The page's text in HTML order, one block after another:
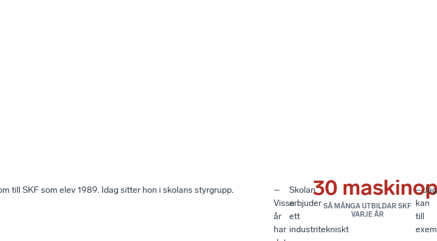
till SKF som elev 1989. Idag sitter hon i skolans styrgrupp.
–
Vissa
år
har
Skolan
erbjuder
ett
industritekniskt
30
SÅ MÅNGA UTBILDAR SKF
VARJE ÅR
– Jag
kan
till